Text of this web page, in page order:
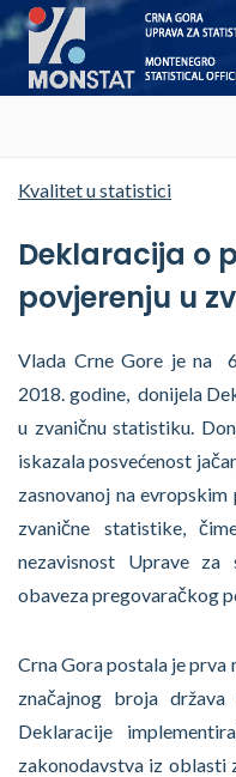
Kvalitet u statistici
Deklaracija o
povjerenju u
Vlada Crne Gore je na
2018. godine, donijela
u zvaničnu statistiku.
iskazala posvećenost
zasnovanoj na
zvanične statistike,
nezavisnost Uprave
obaveza pregovaračkog
Crna Gora postala je prva
značajnog broja
Deklaracije
zakonodavstva iz oblasti